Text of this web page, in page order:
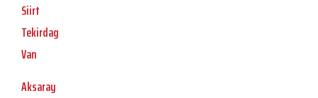
Siirt
Tekirdag
Van
Aksaray